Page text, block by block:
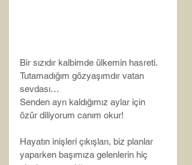
Bir sızıdır kalbimde ülkemin hasreti.
Tutamadığım gözyaşımdır vatan
sevdası…
Senden ayrı kaldığımız aylar için
özür diliyorum canım okur!
Hayatın inişleri çıkışları, biz planlar
yaparken başımıza gelenlerin hiç